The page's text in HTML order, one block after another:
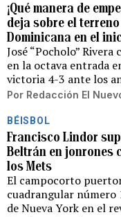
¡Qué manera de
deja sobre el
Dominicana en el
José “Pocholo”
en la octava entrada
victoria 4-3 ante los
Por Redacción El
BÉISBOL
Francisco Lindor
Beltrán en jonrones
los Mets
El campocorto
cuadrangular número
de Nueva York en el